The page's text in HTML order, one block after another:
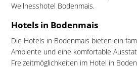
Wellnesshotel Bodenmais.
Hotels in Bodenmais
Die Hotels in Bodenmais bieten ein
Ambiente und eine komfortable
Freizeitmöglichkeiten im Hotel in